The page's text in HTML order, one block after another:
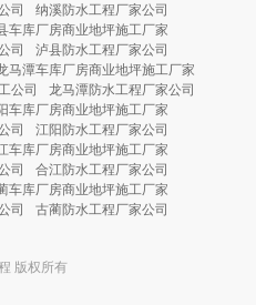
司
纳溪防水工程厂家公司
车库厂房商业地坪施工厂家
司
泸县防水工程厂家公司
马潭车库厂房商业地坪施工厂家
公司
龙马潭防水工程厂家公司
车库厂房商业地坪施工厂家
司
江阳防水工程厂家公司
车库厂房商业地坪施工厂家
司
合江防水工程厂家公司
车库厂房商业地坪施工厂家
司
古蔺防水工程厂家公司
版权所有